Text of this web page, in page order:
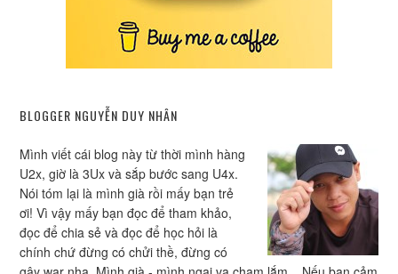
BLOGGER NGUYỄN DUY NHÂN
Mình viết cái blog này từ thời mình hàng
U2x, giờ là 3Ux và sắp bước sang U4x.
Nói tóm lại là mình già rồi mấy bạn trẻ
ơi! Vì vậy mấy bạn đọc để tham khảo,
đọc để chia sẻ và đọc để học hỏi là
chính chứ đừng có chửi thề, đừng có